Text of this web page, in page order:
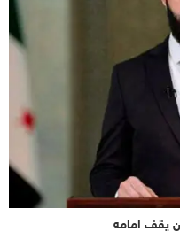
يقف امامه